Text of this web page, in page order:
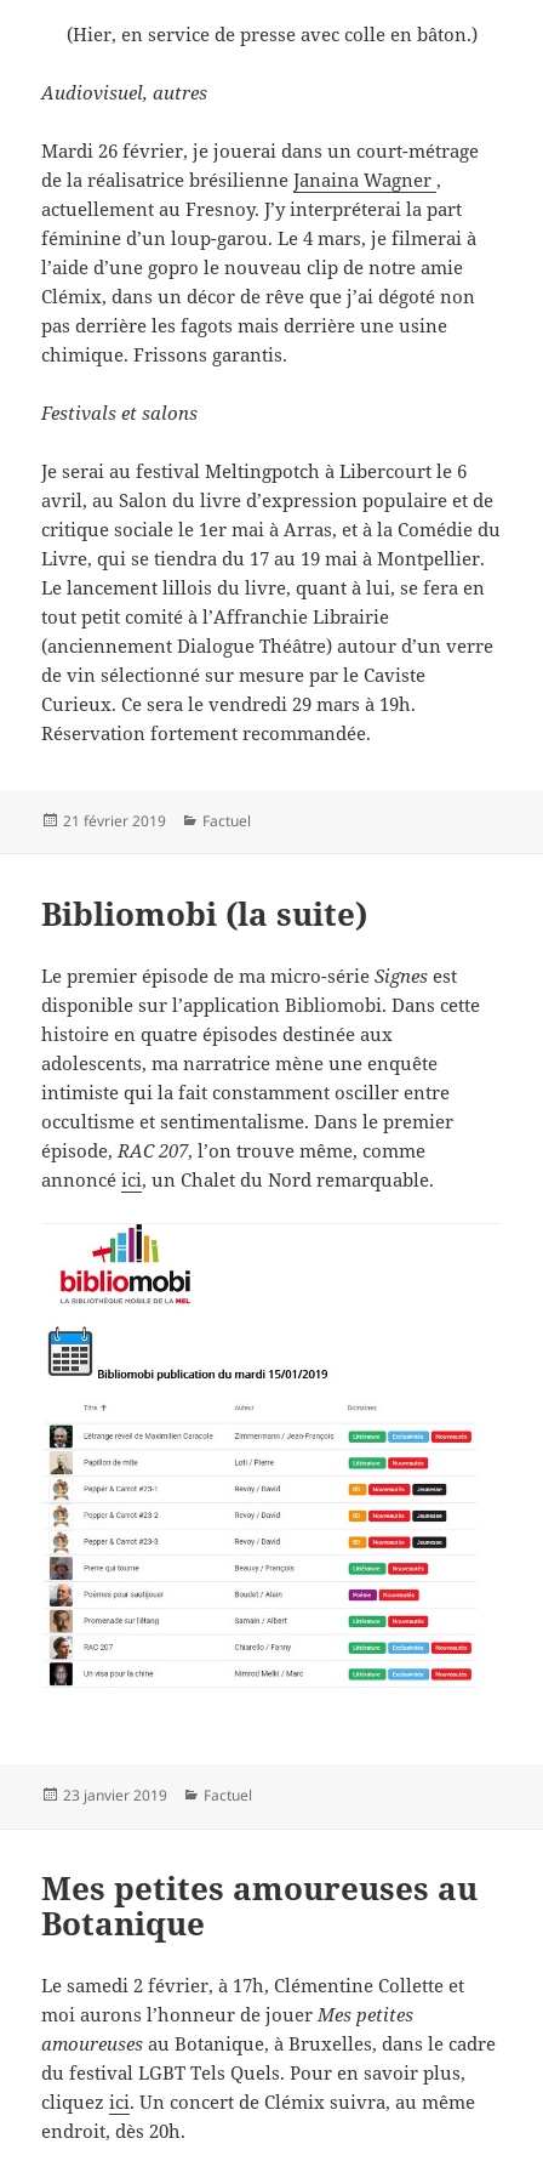
(Hier, en service de presse avec colle en bâton.)
Audiovisuel, autres
Mardi 26 février, je jouerai dans un court-métrage
de la réalisatrice brésilienneJanaina Wagner ,
actuellement au Fresnoy. J’y interpréterai la part
féminine d’un loup-garou. Le 4 mars, je filmerai à
l’aide d’une gopro le nouveau clip de notre amie
Clémix, dans un décor de rêve que j’ai dégoté non
pas derrière les fagots mais derrière une usine
chimique. Frissons garantis.
Festivals et salons
Je serai au festival Meltingpotch à Libercourt le 6
avril, au Salon du livre d’expression populaire et de
critique sociale le 1er mai à Arras, et à la Comédie du
Livre, qui se tiendra du 17 au 19 mai à Montpellier.
Le lancement lillois du livre, quant à lui, se fera en
tout petit comité à l’Affranchie Librairie
(anciennement Dialogue Théâtre) autour d’un verre
de vin sélectionné sur mesure par le Caviste
Curieux. Ce sera le vendredi 29 mars à 19h.
Réservation fortement recommandée.
Publié
21 février 2019 Catégories
Factuel
Bibliomobi (la suite)
Le premier épisode de ma micro-sérieSignes est
disponible sur l’application Bibliomobi. Dans cette
histoire en quatre épisodes destinée aux
adolescents, ma narratrice mène une enquête
intimiste qui la fait constamment osciller entre
occultisme et sentimentalisme. Dans le premier
épisode, RAC 207, l’on trouve même, comme
annoncéici, un Chalet du Nord remarquable.
Publié
23 janvier 2019 Catégories
Factuel
Mes petites amoureuses au
Botanique
Le samedi 2 février, à 17h, Clémentine Collette et
moi aurons l’honneur de jouerMes petites
amoureuses au Botanique, à Bruxelles, dans le cadre
du festival LGBT Tels Quels. Pour en savoir plus,
cliquezici. Un concert de Clémix suivra, au même
endroit, dès 20h.